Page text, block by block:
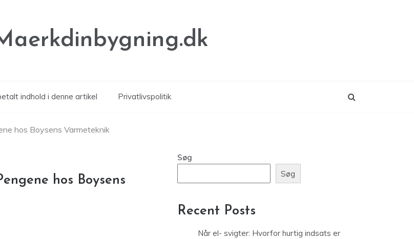
indhold i denne artikel Privatlivspolitik
hos Boysens Varmeteknik
hos Boysens
Søg
Søg
Recent Posts
Når el- svigter: Hvorfor hurtig indsats er